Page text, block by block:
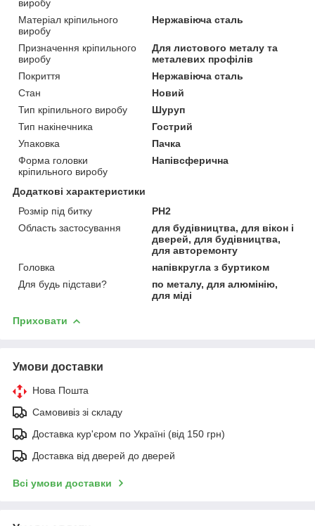
виробу
Матеріал кріпильного
виробу
Нержавіюча сталь
Призначення кріпильного
виробу
Для листового металу та
металевих профілів
Покриття
Нержавіюча сталь
Стан
Новий
Тип кріпильного виробу
Шуруп
Тип накінечника
Гострий
Упаковка
Пачка
Форма головки
кріпильного виробу
Напівсферична
Додаткові характеристики
Розмір під битку
PH2
Область застосування
для будівництва, для вікон і
дверей, для будівництва,
для авторемонту
Головка
напівкругла з буртиком
Для будь підстави?
по металу, для алюмінію,
для міді
Приховати
Умови доставки
Нова Пошта
Самовивіз зі складу
Доставка кур'єром по Україні (від 150 грн)
Доставка від дверей до дверей
Всі умови доставки